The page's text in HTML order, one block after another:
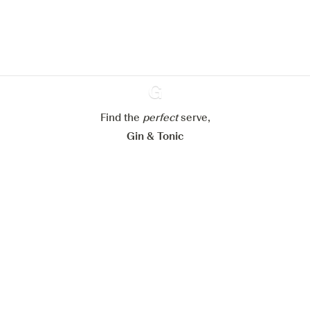
Ginventory
Find the perfectserve,
Gin & Tonic
Paramétrer mes cookies
Refuser tout Accepter tout